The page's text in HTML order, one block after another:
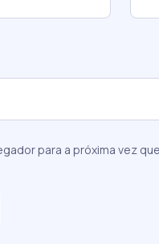
para a próxima vez